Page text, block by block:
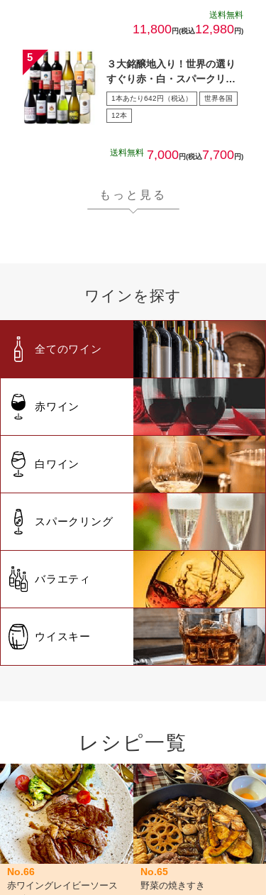
送料無料
11,800円(税込12,980円)
３大銘醸地入り！世界の選り
すぐり赤・白・スパークリン
グワイン飲み比べ１2本セッ
ト…
1本あたり642円（税込） 世界各国
12本
送料無料 7,000円(税込7,700円)
もっと見る
ワインを探す
全てのワイン
赤ワイン
白ワイン
スパークリング
バラエティ
ウイスキー
レシピ一覧
No.66
赤ワイングレイビーソース
No.65
野菜の焼きすき